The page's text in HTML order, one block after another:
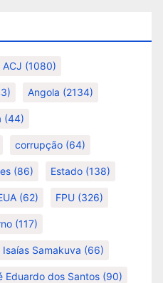
ACJ (1080)
Angola (2134)
(44)
corrupção (64)
(86) Estado (138)
(62) FPU (326)
(117)
Isaías Samakuva (66)
Eduardo dos Santos (90)